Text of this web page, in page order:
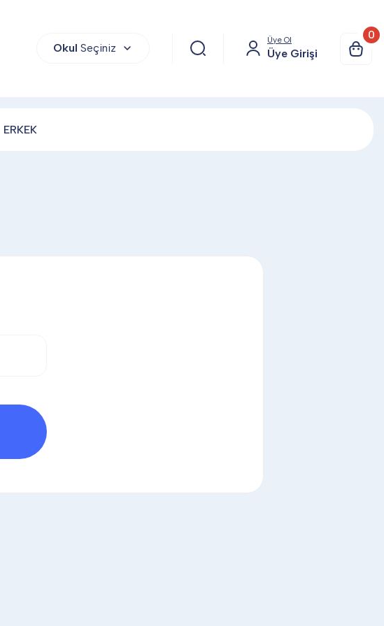
Okul Seçiniz
Üye Ol
Üye Girişi
0
ERKEK